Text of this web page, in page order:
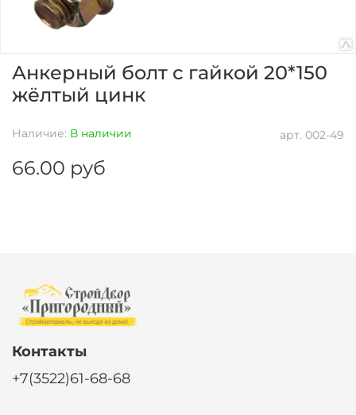
арт. 002-49
Наличие: В наличии
Анкерный болт с гайкой 20*150
жёлтый цинк
66.00 руб
Контакты
+7(3522)61-68-68